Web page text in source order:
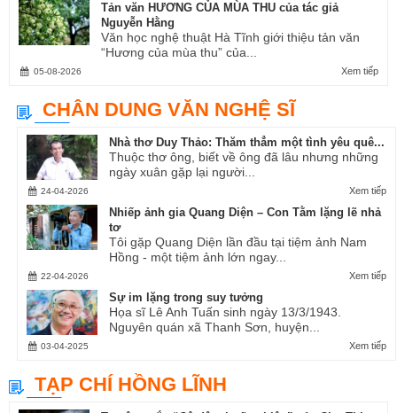
Tản văn HƯƠNG CỦA MÙA THU của tác giả
Nguyễn Hằng
Văn học nghệ thuật Hà Tĩnh giới thiệu tản văn
“Hương của mùa thu” của...
Xem tiếp
05-08-2026
CHÂN DUNG VĂN NGHỆ SĨ
Nhà thơ Duy Thảo: Thăm thẳm một tình yêu quê...
Thuộc thơ ông, biết về ông đã lâu nhưng những
ngày xuân gặp lại người...
Xem tiếp
24-04-2026
Nhiếp ảnh gia Quang Diện – Con Tằm lặng lẽ nhả
tơ
Tôi gặp Quang Diện lần đầu tại tiệm ảnh Nam
Hồng - một tiệm ảnh lớn ngay...
Xem tiếp
22-04-2026
Sự im lặng trong suy tưởng
Họa sĩ Lê Anh Tuấn sinh ngày 13/3/1943.
Nguyên quán xã Thanh Sơn, huyện...
Xem tiếp
03-04-2025
TẠP CHÍ HỒNG LĨNH